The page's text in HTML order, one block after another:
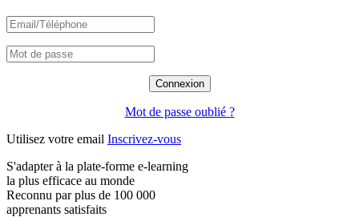
Mot de passe oublié ?
Utilisez votre email Inscrivez-vous
S'adapter à la plate-forme e-learning
la plus efficace au monde
Reconnu par plus de 100 000
apprenants satisfaits